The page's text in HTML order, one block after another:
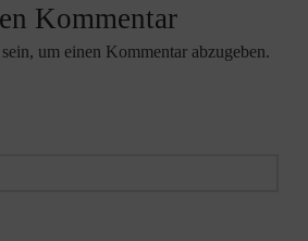
Kommentar
um einen Kommentar abzugeben.